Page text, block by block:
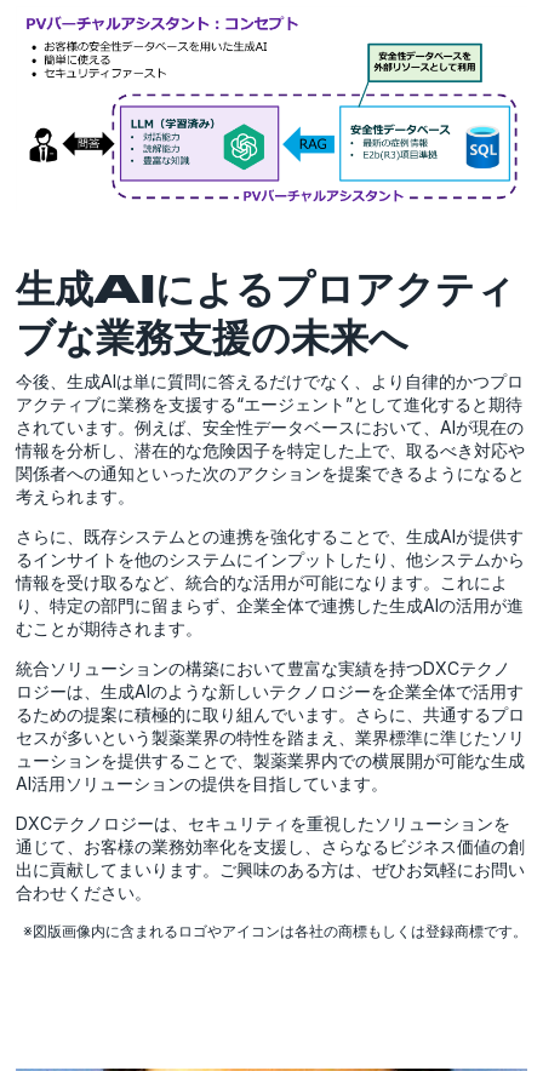
生成AIによるプロアクティ
ブな業務支援の未来へ
今後、生成AIは単に質問に答えるだけでなく、より自律的かつプロ
アクティブに業務を支援する“エージェント”として進化すると期待
されています。例えば、安全性データベースにおいて、AIが現在の
情報を分析し、潜在的な危険因子を特定した上で、取るべき対応や
関係者への通知といった次のアクションを提案できるようになると
考えられます。
さらに、既存システムとの連携を強化することで、生成AIが提供す
るインサイトを他のシステムにインプットしたり、他システムから
情報を受け取るなど、統合的な活用が可能になります。これによ
り、特定の部門に留まらず、企業全体で連携した生成AIの活用が進
むことが期待されます。
統合ソリューションの構築において豊富な実績を持つDXCテクノ
ロジーは、生成AIのような新しいテクノロジーを企業全体で活用す
るための提案に積極的に取り組んでいます。さらに、共通するプロ
セスが多いという製薬業界の特性を踏まえ、業界標準に準じたソリ
ューションを提供することで、製薬業界内での横展開が可能な生成
AI活用ソリューションの提供を目指しています。
DXCテクノロジーは、セキュリティを重視したソリューションを
通じて、お客様の業務効率化を支援し、さらなるビジネス価値の創
出に貢献してまいります。ご興味のある方は、ぜひお気軽にお問い
合わせください。
※図版画像内に含まれるロゴやアイコンは各社の商標もしくは登録商標です。